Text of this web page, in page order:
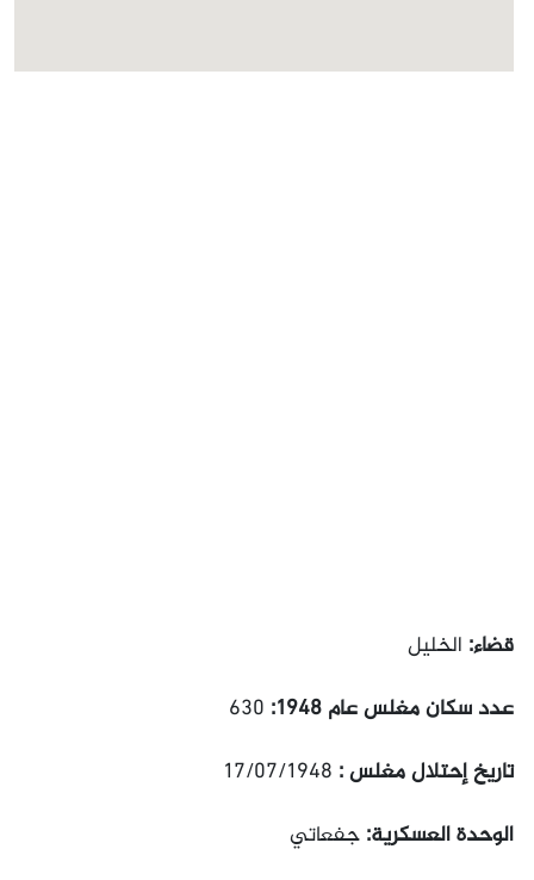
قضاء: الخليل
عدد سكان مغلس عام 1948:
630
تاريخ إحتلال مغلس : 17/07/1948
الوحدة العسكرية: جفعاتي